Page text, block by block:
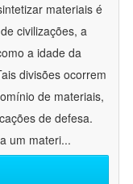
materiais é
civilizações, a
a idade da
divisões ocorrem
de materiais,
de defesa.
um materi...